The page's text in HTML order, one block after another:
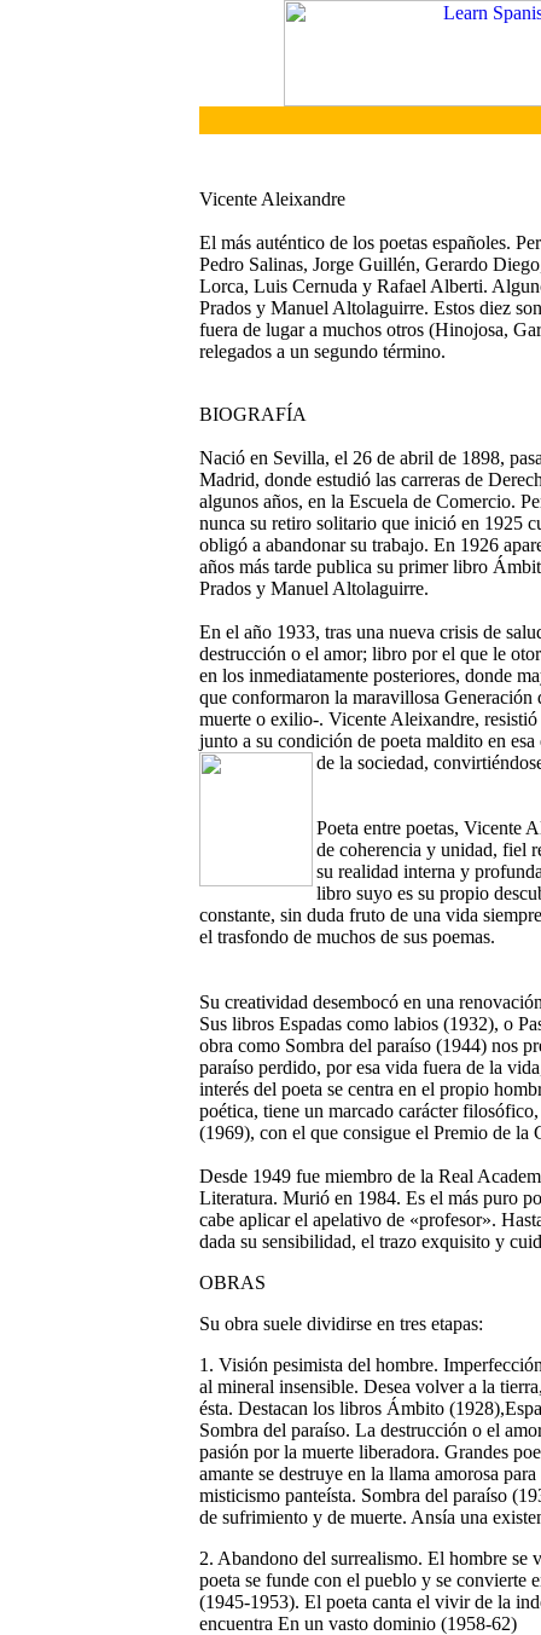
Vicente Aleixandre
El más auténtico de los poetas españoles.
Pedro Salinas, Jorge Guillén, Gerardo
Lorca, Luis Cernuda y Rafael Alberti.
Prados y Manuel Altolaguirre. Estos diez
fuera de lugar a muchos otros (Hinojosa,
relegados a un segundo término.
BIOGRAFÍA
Nació en Sevilla, el 26 de abril de 1898,
Madrid, donde estudió las carreras de
algunos años, en la Escuela de Comercio.
nunca su retiro solitario que inició en 1925
obligó a abandonar su trabajo. En 1926
años más tarde publica su primer libro
Prados y Manuel Altolaguirre.
En el año 1933, tras una nueva crisis de
destrucción o el amor; libro por el que le
en los inmediatamente posteriores, donde
que conformaron la maravillosa
muerte o exilio-. Vicente Aleixandre,
junto a su condición de poeta maldito en
de la sociedad,
Poeta entre poetas, Vicente
de coherencia y unidad, fiel
su realidad interna y
libro suyo es su propio
constante, sin duda fruto de una vida
el trasfondo de muchos de sus poemas.
Su creatividad desembocó en una
Sus libros Espadas como labios (1932), o
obra como Sombra del paraíso (1944) nos
paraíso perdido, por esa vida fuera de la
interés del poeta se centra en el propio
poética, tiene un marcado carácter
(1969), con el que consigue el Premio de
Desde 1949 fue miembro de la Real
Literatura. Murió en 1984. Es el más puro
cabe aplicar el apelativo de «profesor».
dada su sensibilidad, el trazo exquisito y
OBRAS
Su obra suele dividirse en tres etapas:
1. Visión pesimista del hombre.
al mineral insensible. Desea volver a la
ésta. Destacan los libros Ámbito
Sombra del paraíso. La destrucción o el
pasión por la muerte liberadora. Grandes
amante se destruye en la llama amorosa
misticismo panteísta. Sombra del paraíso
de sufrimiento y de muerte. Ansía una
2. Abandono del surrealismo. El hombre se
poeta se funde con el pueblo y se convierte
(1945-1953). El poeta canta el vivir de la
encuentra En un vasto dominio (1958-62)